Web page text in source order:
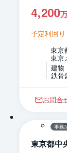
4,200
予定利回り
東京
東京
建物
鉄骨
お問合
事務
東京都中